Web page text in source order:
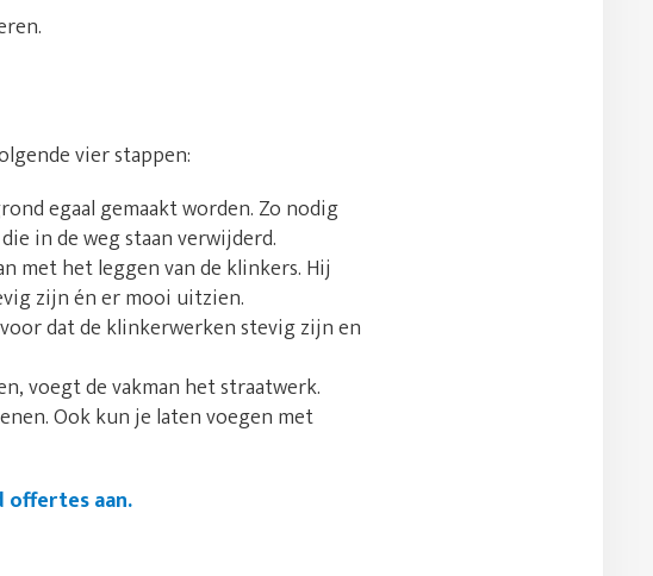
vier stappen:
egaal gemaakt worden. Zo nodig
in de weg staan verwijderd.
met het leggen van de klinkers. Hij
zijn én er mooi uitzien.
dat de klinkerwerken stevig zijn en
voegt de vakman het straatwerk.
Ook kun je laten voegen met
offertes aan.